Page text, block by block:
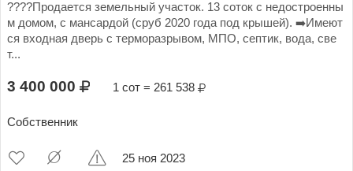
????️Продается земельный участок. 13 соток с недостроенны
м домом, с мансардой (сруб 2020 года под крышей). ➡️Имеют
ся входная дверь с терморазрывом, МПО, септик, вода, све
т...
3 400 000 1 сот = 261 538
Собственник
25 ноя 2023